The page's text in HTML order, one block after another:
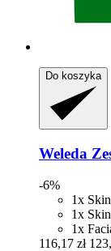
Do koszyka
Weleda
-6%
1x
1x
1x
116,17 zł